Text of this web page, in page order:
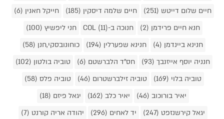
חיים שלום דייטש (251)
חיים שלמה דיסקין (185)
חייקל חאנין (6)
חנא חיים פרידמן (2)
חנוכה ב-COL (11)
חני ליפשיץ (100)
חנינא ביינדמן (4)
חנינא שפערלין (194)
כוחונובסקי,חנן (58)
חנניה יוסף אייזנבך (93)
חס"ד הלברשטם (6)
טוביה בולטון (102)
טוביה בלוי (169)
טוביה זילברשטרום (46)
טוביה פלס (58)
יאיר בורוכוב (46)
יאיר כלב (162)
יגאל פיזם (18)
יגאל קירשנזפט (247)
יד לאחים (296)
יהודה אריה קורנט (7)